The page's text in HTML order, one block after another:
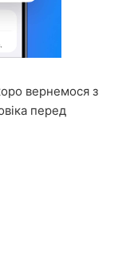
вернемося з
перед